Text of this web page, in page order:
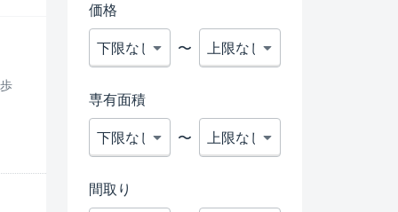
価格
〜
専有面積
〜
間取り